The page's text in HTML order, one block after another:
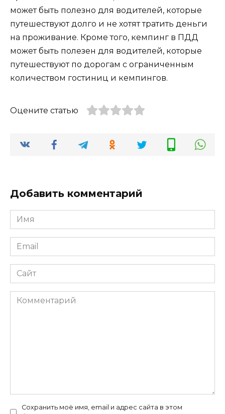
может быть полезно для водителей, которые
путешествуют долго и не хотят тратить деньги
на проживание. Кроме того, кемпинг в ПДД
может быть полезен для водителей, которые
путешествуют по дорогам с ограниченным
количеством гостиниц и кемпингов.
Оцените статью
Добавить комментарий
Имя
*
Email
*
Сайт
Комментарий
Сохранить моё имя, email и адрес сайта в этом